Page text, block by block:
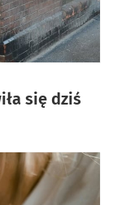
się dziś